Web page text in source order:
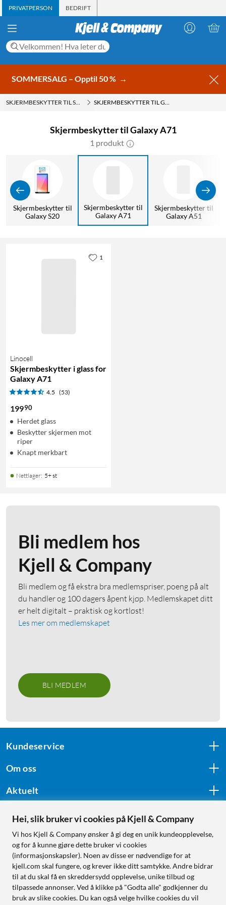
PRIVATPERSON BEDRIFT
SOMMERSALG – Opptil 50 % →
SKJERMBESKYTTER TIL SAMSUNG SKJERMBESKYTTER TIL GALAXY A71
Skjermbeskytter til Galaxy A71
1 produkt
Skjermbeskytter til
Galaxy S20
Skjermbeskytter til
Galaxy A71
Skjermbeskytter til
Galaxy A51
Linocell
Skjermbeskytter i glass for
Galaxy A71
4.5 (53)
19990
Herdet glass
Beskytter skjermen mot
riper
Knapt merkbart
Nettlager: 5+ st
1
Bli medlem hos
Kjell & Company
Bli medlem og få ekstra bra medlemspriser, poeng på alt
du handler og 100 dagers åpent kjøp. Medlemskapet ditt
er helt digitalt – praktisk og kortløst!
Les mer om medlemskapet
BLI MEDLEM
Kundeservice
Om oss
Aktuelt
Følg oss
Handle fra:
Sverige
Norge
Hei, slik bruker vi cookies på Kjell & Company
Vi hos Kjell & Company ønsker å gi deg en unik kundeopplevelse,
og for å kunne gjøre dette bruker vi cookies
(informasjonskapsler). Noen av disse er nødvendige for at
kjell.com skal fungere, og krever ikke ditt samtykke. Andre bidrar
til at du skal få en skreddersydd opplevelse, unike tilbud og
tilpassede annonser. Ved å klikke på "Godta alle" godkjenner du
bruk av slike cookies. Du kan også velge hvilke cookies du vil